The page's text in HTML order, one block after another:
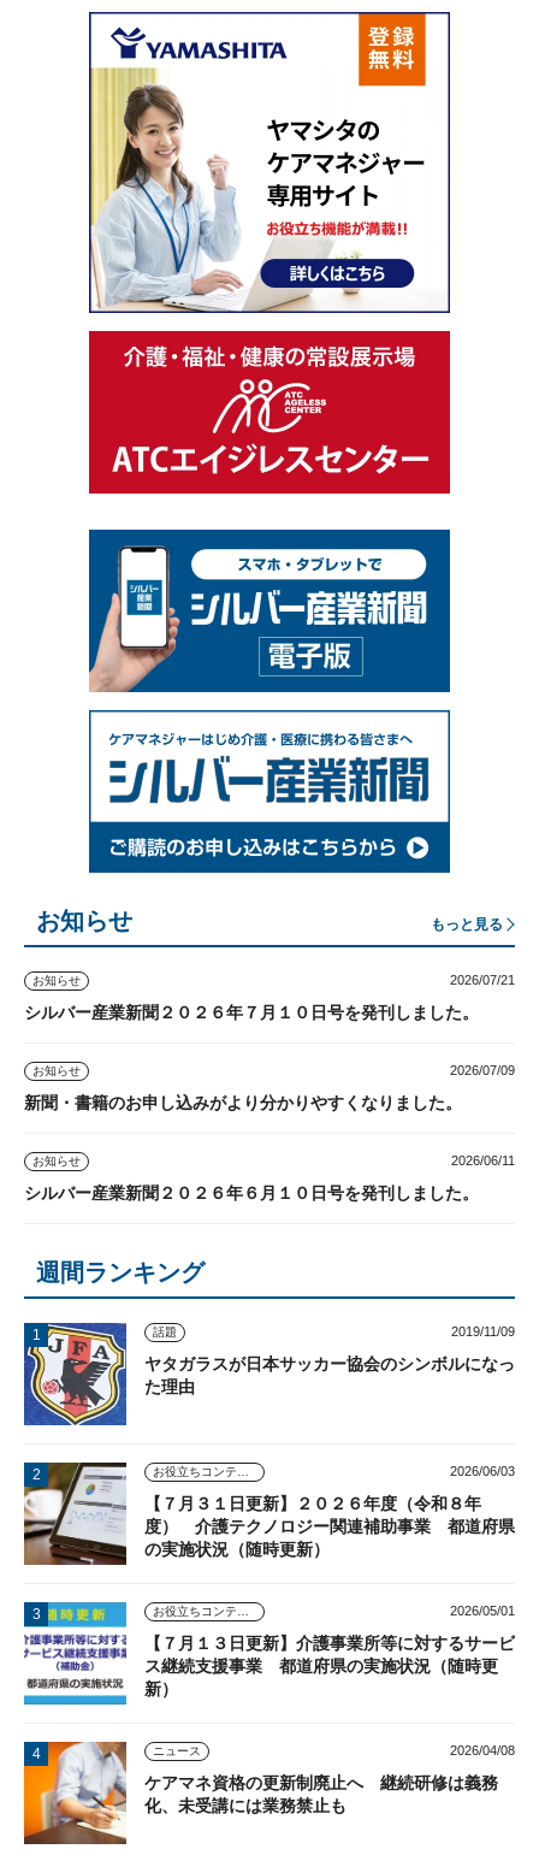
お知らせ もっと見る
お知らせ 2026/07/21
シルバー産業新聞２０２６年７月１０日号を発刊しました。
お知らせ 2026/07/09
新聞・書籍のお申し込みがより分かりやすくなりました。
お知らせ 2026/06/11
シルバー産業新聞２０２６年６月１０日号を発刊しました。
週間ランキング
話題 2019/11/09
ヤタガラスが日本サッカー協会のシンボルになっ
た理由
お役立ちコンテンツ 2026/06/03
【７月３１日更新】２０２６年度（令和８年
度） 介護テクノロジー関連補助事業 都道府県
の実施状況（随時更新）
お役立ちコンテンツ 2026/05/01
【７月１３日更新】介護事業所等に対するサービ
ス継続支援事業 都道府県の実施状況（随時更
新）
ニュース 2026/04/08
ケアマネ資格の更新制廃止へ 継続研修は義務
化、未受講には業務禁止も